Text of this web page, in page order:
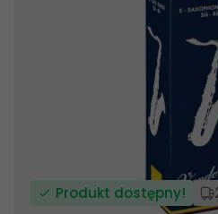
Produkt dostępny!